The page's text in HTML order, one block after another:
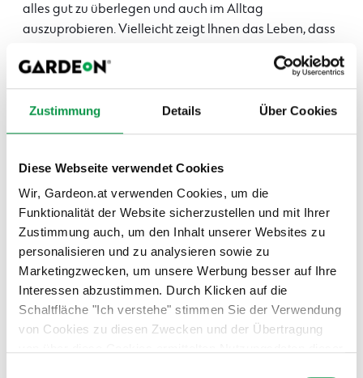
Zustimmung Details Über Cookies
Diese Webseite verwendet Cookies
Wir, Gardeon.at verwenden Cookies, um die
Funktionalität der Website sicherzustellen und mit Ihrer
Zustimmung auch, um den Inhalt unserer Websites zu
personalisieren und zu analysieren sowie zu
Marketingzwecken, um unsere Werbung besser auf Ihre
Interessen abzustimmen. Durch Klicken auf die
Schaltfläche "Ich verstehe" stimmen Sie der Verwendung
von Cookies zu diesen Zwecken und der Übertragung
alles gut zu überlegen und auch im Alltag
auszuprobieren. Vielleicht zeigt Ihnen das Leben, dass
ursprünglich dachten, oder dass eine Kombination aus
einem einfacheren und günstigerenCarport und einem
Gartenhaus, in dem Sie Fahrräder, Werkzeug oder
Gartenmöbel unterbringen, besser für Sie geeignet ist.